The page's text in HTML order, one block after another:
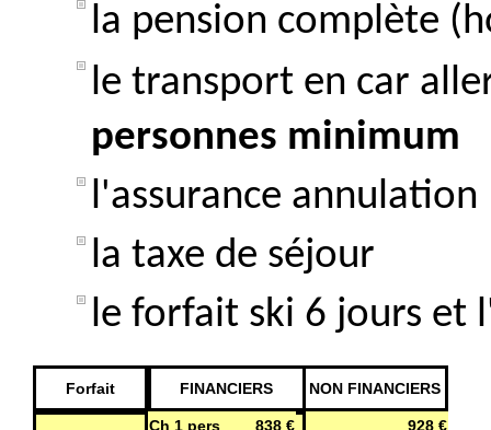
la pension complète
le transport en car
personnes minimum
l'assurance annulation
la taxe de séjour
le forfait ski 6 jours et
Forfait FINANCIERS NON FINANCIERS
Ch 1 pers 838 € 928 €